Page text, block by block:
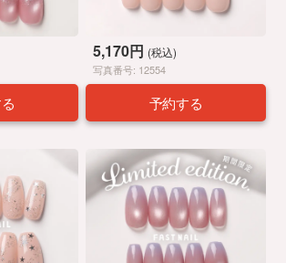
5,170円 (税込)
写真番号: 12554
予約する